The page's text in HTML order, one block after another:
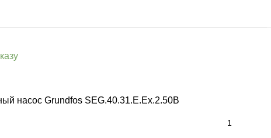
насос Grundfos SEG.40.31.E.Ex.2.50B